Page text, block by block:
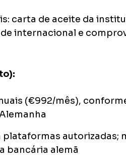
carta de aceite da
internacional e
(€992/mês),
plataformas autorizadas;
bancária alemã